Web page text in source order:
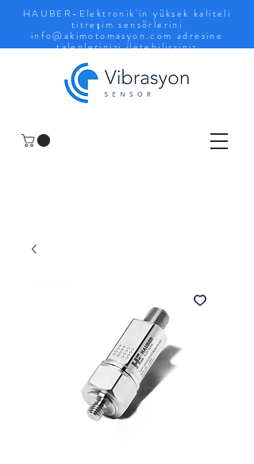
HAUBER-Elektronik'in yüksek kaliteli
titreşim sensörlerini
info@akimotomasyon.com adresine
taleplerinizi iletebilirsiniz